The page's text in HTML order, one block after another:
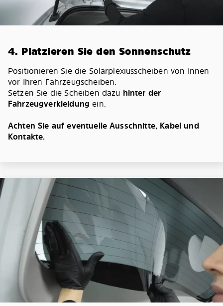
4. Platzieren Sie den Sonnenschutz
Positionieren Sie die Solarplexiusscheiben von Innen
vor Ihren Fahrzeugscheiben.
Setzen Sie die Scheiben dazu hinter der
Fahrzeugverkleidung ein.
Achten Sie auf eventuelle Ausschnitte, Kabel und
Kontakte.